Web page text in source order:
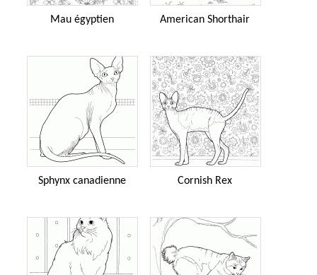
Mau égyptien American Shorthair
Sphynx canadienne Cornish Rex